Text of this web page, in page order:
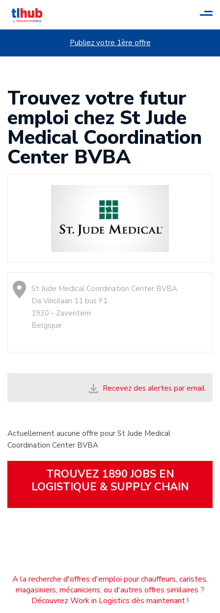
Publiez votre 1ère offre
Trouvez votre futur
emploi chez St Jude
Medical Coordination
Center BVBA
St Jude Medical Coordination Center BVBA
Da Vincilaan 11 bus F1
1930 - Zaventem
Belgique
Recevez des alertes par email
Actuellement aucune offre pour St Jude Medical
Coordination Center BVBA
TROUVEZ 1890 JOBS EN
LOGISTIQUE & SUPPLY CHAIN
A la recherche d'offres d'emploi pour chauffeurs, caristes,
magasiniers, mécaniciens, ou d'autres offres similaires ?
Découvrez Work in Logistics dès maintenant !